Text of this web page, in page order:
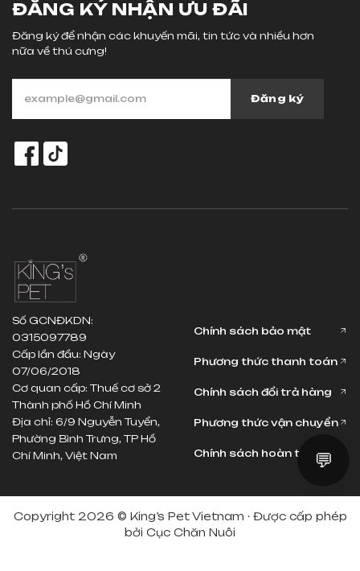
ĐĂNG KÝ NHẬN ƯU ĐÃI
Đăng ký để nhận các khuyến mãi, tin tức và nhiều hơn
nữa về thú cưng!
Đăng ký
Số GCNĐKDN:
0315097789
Cấp lần đầu: Ngày
07/06/2018
Cơ quan cấp: Thuế cơ sở 2
Thành phố Hồ Chí Minh
Địa chỉ: 6/9 Nguyễn Tuyển,
Phường Bình Trưng, TP Hồ
Chí Minh, Việt Nam
Chính sách bảo mật
Phương thức thanh toán
Chính sách đổi trả hàng
Phương thức vận chuyển
Chính sách hoàn tiền
Copyright 2026 © King’s Pet Vietnam · Được cấp phép
bởi Cục Chăn Nuôi
💬